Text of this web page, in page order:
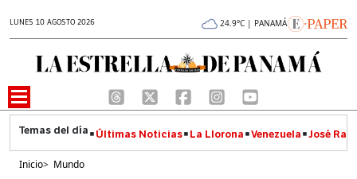
LUNES 10 AGOSTO 2026 24.9°C | PANAMÁ
Últimas Noticias La Llorona Venezuela José
Inicio> Mundo